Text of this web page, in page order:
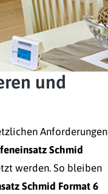
und
Anforderungen
Schmid
werden. So bleiben
Schmid Format 6